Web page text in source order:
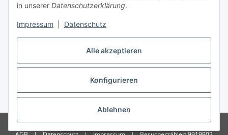
Alle akzeptieren
Konfigurieren
Ablehnen
in unserer Datenschutzerklärung.
Impressum Datenschutz
Sonstiges
* Alle Preise inkl. gesetzlicher USt., zzgl.Versand
© Copyright 2026 Treise Elektrotechnik – Alle Rechte vorbehalten
|